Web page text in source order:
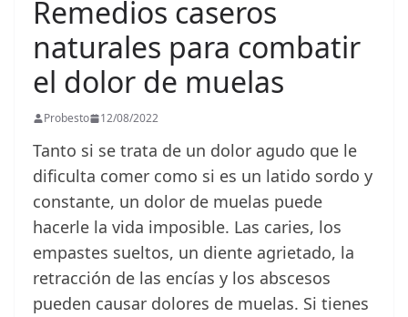
Remedios caseros
naturales para combatir
el dolor de muelas
Probesto 12/08/2022
Tanto si se trata de un dolor agudo que le
dificulta comer como si es un latido sordo y
constante, un dolor de muelas puede
hacerle la vida imposible. Las caries, los
empastes sueltos, un diente agrietado, la
retracción de las encías y los abscesos
pueden causar dolores de muelas. Si tienes